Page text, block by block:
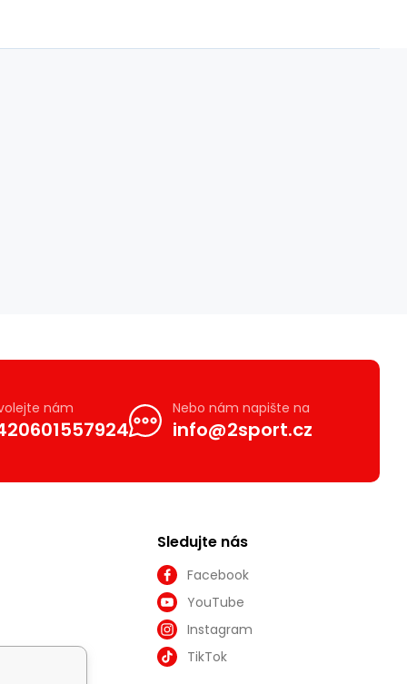
nám Nebo nám napište na
info@2sport.cz
Sledujte nás
Facebook
YouTube
Instagram
TikTok